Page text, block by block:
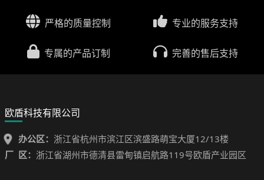
严格的质量控制 专业的服务支持
专属的产品订制 完善的售后支持
欧盾科技有限公司
办公区： 浙江省杭州市滨江区滨盛路萌宝大厦12/13楼
厂 区： 浙江省湖州市德清县雷甸镇启航路119号欧盾产业园区